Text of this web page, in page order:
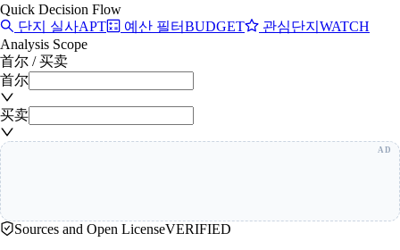
Quick Decision Flow
단지 실사APT 예산 필터BUDGET 관심단지 WATCH
Analysis Scope
首尔 /买卖
首尔
买卖
Sources and Open LicenseVERIFIED